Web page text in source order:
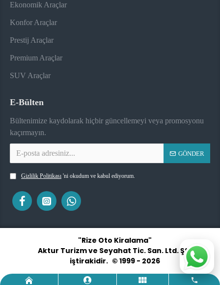
Ekonomik Araçlar
Konfor Araçlar
Prestij Araçlar
Premium Araçlar
SUV Araçlar
E-Bülten
Bültenimize kaydolarak hiçbir güncellemeyi veya promosyonu
kaçırmayın.
GÖNDER
Gizlilik Politikası 'ni okudum ve kabul ediyorum.
"Rize Oto Kiralama"
Aktur Turizm ve Seyahat Tic. San. Ltd. Şti.
iştirakidir. © 1999 - 2026